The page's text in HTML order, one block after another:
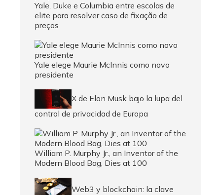
Yale, Duke e Columbia entre escolas de
elite para resolver caso de fixação de
preços
Yale elege Maurie McInnis como novo
presidente
X de Elon Musk bajo la lupa del
control de privacidad de Europa
William P. Murphy Jr., an Inventor of the
Modern Blood Bag, Dies at 100
Web3 y blockchain: la clave